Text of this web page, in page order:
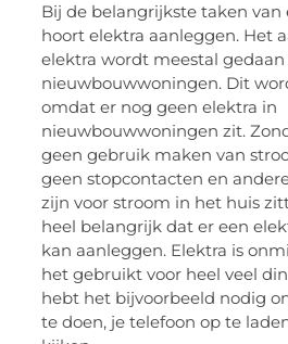
Bij de belangrijkste taken van
hoort elektra aanleggen. Het
elektra wordt meestal gedaan
nieuwbouwwoningen. Dit
omdat er nog geen elektra in
nieuwbouwwoningen zit.
geen gebruik maken van
geen stopcontacten en
zijn voor stroom in het huis
heel belangrijk dat er een
kan aanleggen. Elektra is
het gebruikt voor heel veel
hebt het bijvoorbeeld nodig
te doen, je telefoon op te